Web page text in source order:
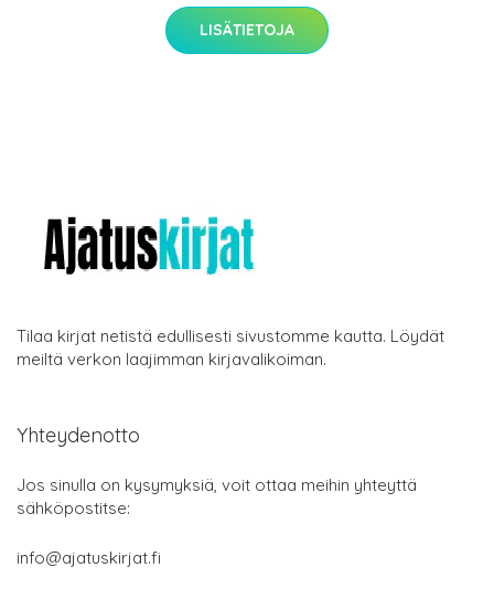
LISÄTIETOJA
Tilaa kirjat netistä edullisesti sivustomme kautta. Löydät
meiltä verkon laajimman kirjavalikoiman.
Yhteydenotto
Jos sinulla on kysymyksiä, voit ottaa meihin yhteyttä
sähköpostitse:
info@ajatuskirjat.fi